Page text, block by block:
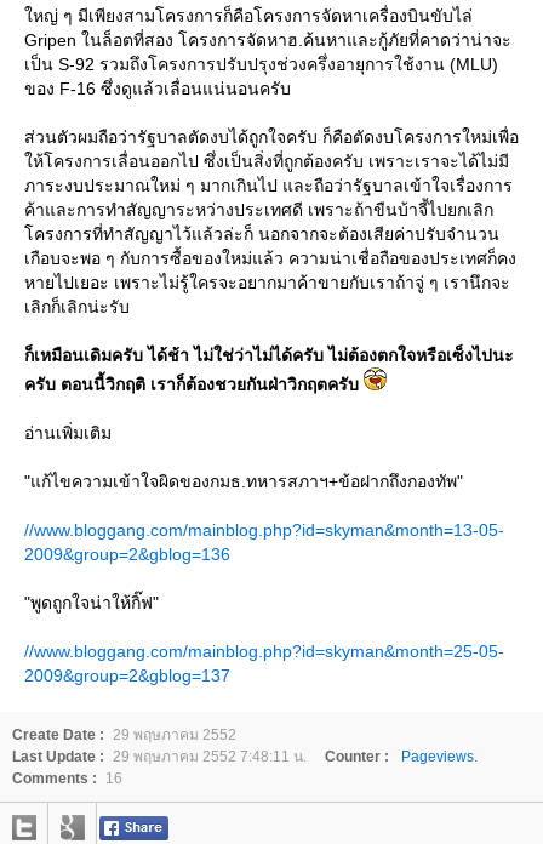
หญ่ ๆ มีเพียงสามโครงการก็คือโครงการจัดหาเครื่องบินขับไล่
Gripen ในล็อตที่สอง โครงการจัดหาฮ.ค้นหาและกู้ภัยที่คาดว่าน่าจะ
เป็น S-92 รวมถึงโครงการปรับปรุงช่วงครึ่งอายุการใช้งาน (MLU)
ของ F-16 ซึ่งดูแล้วเลื่อนแน่นอนครับ
ส่วนตัวผมถือว่ารัฐบาลตัดงบได้ถูกใจครับ ก็คือตัดงบโครงการใหม่เพื่อ
ห้โครงการเลื่อนออกไป ซึ่งเป็นสิ่งที่ถูกต้องครับ เพราะเราจะได้ไม่มี
ภาระงบประมาณใหม่ ๆ มากเกินไป และถือว่ารัฐบาลเข้าใจเรื่องการ
ค้าและการทำสัญญาระหว่างประเทศดี เพราะถ้าขืนบ้าจี้ไปยกเลิก
ครงการที่ทำสัญญาไว้แล้วล่ะก็ นอกจากจะต้องเสียค่าปรับจำนวน
เกือบจะพอ ๆ กับการซื้อของใหม่แล้ว ความน่าเชื่อถือของประเทศก็คง
หายไปเยอะ เพราะไม่รู้ใครจะอยากมาค้าขายกับเราถ้าจู่ ๆ เรานึกจะ
เลิกก็เลิกน่ะรับ
ก็เหมือนเดิมครับ ได้ช้า ไม่ใช่ว่าไม่ได้ครับ ไม่ต้องตกใจหรือเซ็งไปนะ
ครับ ตอนนี้วิกฤติ เราก็ต้องชวยกันฝ่าวิกฤตครับ
อ่านเพิ่มเติม
"แก้ไขความเข้าใจผิดของกมธ.ทหารสภาฯ+ข้อฝากถึงกองทัพ"
//www.bloggang.com/mainblog.php?id=skyman&month=13-05-
2009&group=2&gblog=136
"พูดถูกใจน่าให้กิ๊ฟ"
//www.bloggang.com/mainblog.php?id=skyman&month=25-05-
2009&group=2&gblog=137
Create Date : 29 พฤษภาคม 2552
Last Update : 29 พฤษภาคม 2552 7:48:11 น. Counter :
Pageviews.
Comments :
16